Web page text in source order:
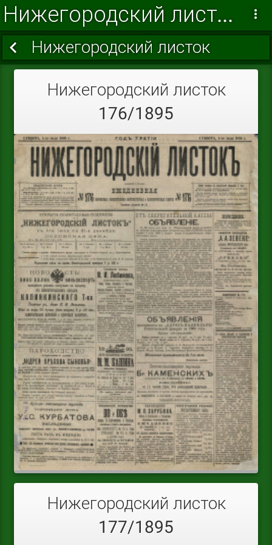
Нижегородский листок 1895 г.
Нижегородский листок
Нижегородский листок
176/1895
Нижегородский листок
177/1895